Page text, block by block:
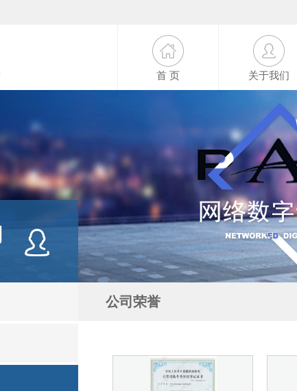
首 页 关于我们
公司荣誉